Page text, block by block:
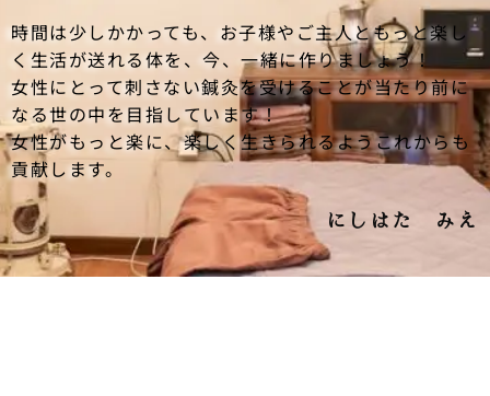
時間は少しかかっても、お子様やご主人ともっと楽し
く生活が送れる体を、今、一緒に作りましょう！
女性にとって刺さない鍼灸を受けることが当たり前に
なる世の中を目指しています！
女性がもっと楽に、楽しく生きられるようこれからも
貢献します。
にしはた みえ